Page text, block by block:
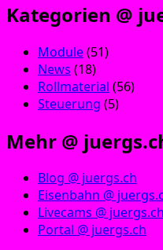
Kategorien @
Module(51)
News (18)
Rollmaterial (56)
Steuerung (5)
Mehr @
Blog @ juergs.ch
Eisenbahn @
Livecams @ juergs.ch
Portal @ juergs.ch